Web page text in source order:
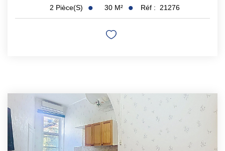
2 Pièce(s) 30 M² Réf : 21276